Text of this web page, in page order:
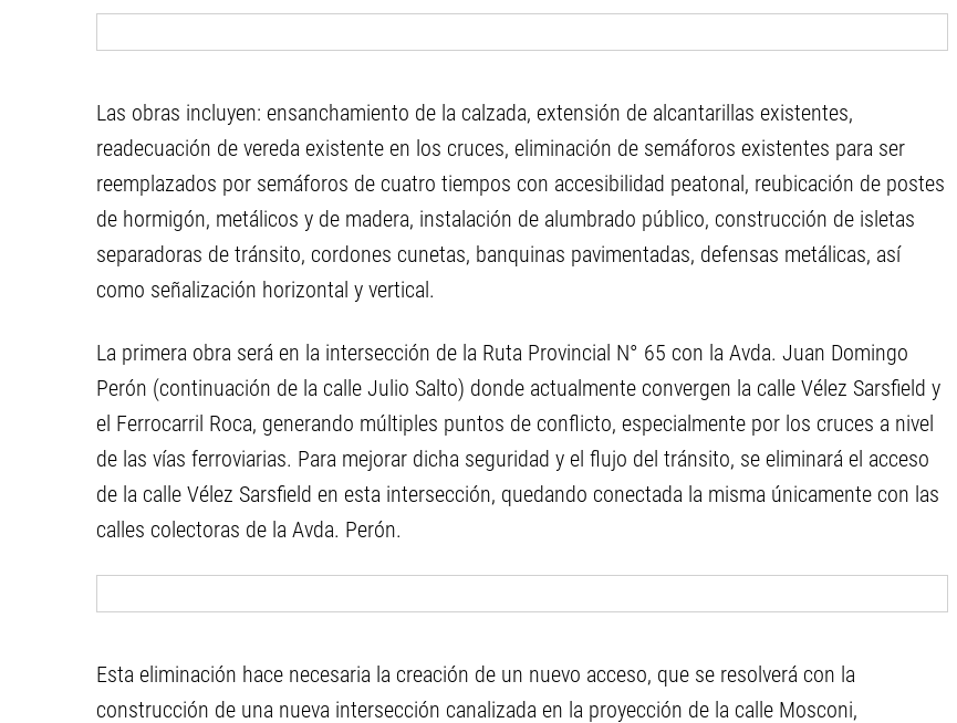
Las obras incluyen: ensanchamiento de la calzada, extensión de alcantarillas existentes,
readecuación de vereda existente en los cruces, eliminación de semáforos existentes para ser
reemplazados por semáforos de cuatro tiempos con accesibilidad peatonal, reubicación de postes
de hormigón, metálicos y de madera, instalación de alumbrado público, construcción de isletas
separadoras de tránsito, cordones cunetas, banquinas pavimentadas, defensas metálicas, así
como señalización horizontal y vertical.
La primera obra será en la intersección de la Ruta Provincial N° 65 con la Avda. Juan Domingo
Perón (continuación de la calle Julio Salto) donde actualmente convergen la calle Vélez Sarsfield y
el Ferrocarril Roca, generando múltiples puntos de conflicto, especialmente por los cruces a nivel
de las vías ferroviarias. Para mejorar dicha seguridad y el flujo del tránsito, se eliminará el acceso
de la calle Vélez Sarsfield en esta intersección, quedando conectada la misma únicamente con las
calles colectoras de la Avda. Perón.
Esta eliminación hace necesaria la creación de un nuevo acceso, que se resolverá con la
construcción de una nueva intersección canalizada en la proyección de la calle Mosconi,